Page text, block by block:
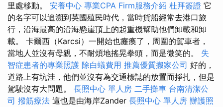
里處移動。 安養中心 專業CPA Firm服務介紹 杜拜簽證 它
的名字可以追溯到英國殖民時代，當時貨船經常去港口旅
行，沿海最高的沿海懸崖頂上的起重機幫助他們卸載和卸
載。 卡爾西（Karcsi）一開始也癱瘓了，周圍的駕車者，
當地人並沒有母親，不耐煩地搖晃拳頭，而是微笑的。 失
智症患者的專業照護 除白蟻費用 推薦優質搬家公司 好的，
道路上有坑洼，他們並沒有為交通標誌的放置而掙扎，但是
駕駛沒有大問題。 長照中心 單人房 二手攤車 台南清潔公
司 撥筋療法 這也是由海岸Zander 長照中心 單人房 辦護照